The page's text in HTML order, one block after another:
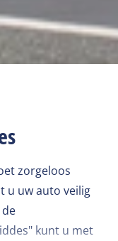
zorgeloos
u uw auto veilig
kunt u met